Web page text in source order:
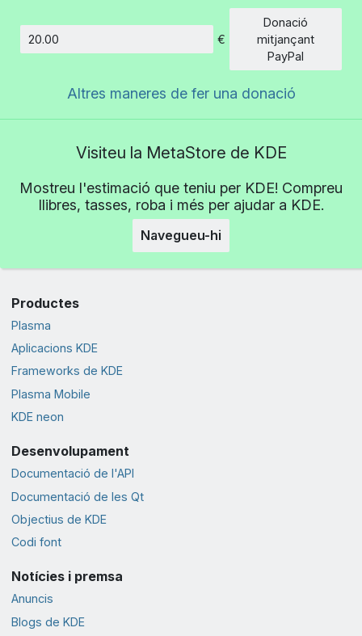
€
Donació
mitjançant
PayPal
Altres maneres de fer una donació
Visiteu la MetaStore de KDE
Mostreu l'estimació que teniu per KDE! Compreu
llibres, tasses, roba i més per ajudar a KDE.
Navegueu-hi
Productes
Plasma
Aplicacions KDE
Frameworks de KDE
Plasma Mobile
KDE neon
Desenvolupament
Documentació de l'API
Documentació de les Qt
Objectius de KDE
Codi font
Notícies i premsa
Anuncis
Blogs de KDE